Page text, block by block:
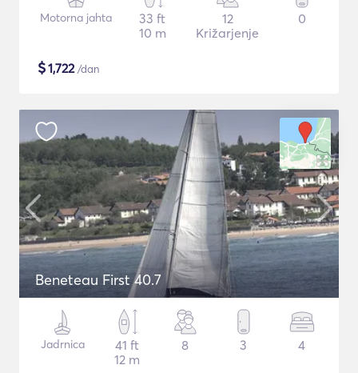
Motorna jahta
33 ft
10 m
12
Križarjenje
0
$1,722/dan
Beneteau First 40.7
Jadrnica
41 ft
12 m
8 3 4